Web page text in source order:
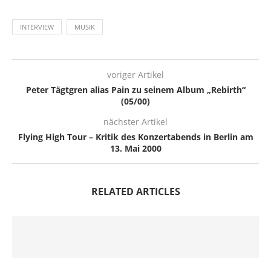
INTERVIEW MUSIK
voriger Artikel
Peter Tägtgren alias Pain zu seinem Album „Rebirth“
(05/00)
nächster Artikel
Flying High Tour – Kritik des Konzertabends in Berlin am
13. Mai 2000
RELATED ARTICLES